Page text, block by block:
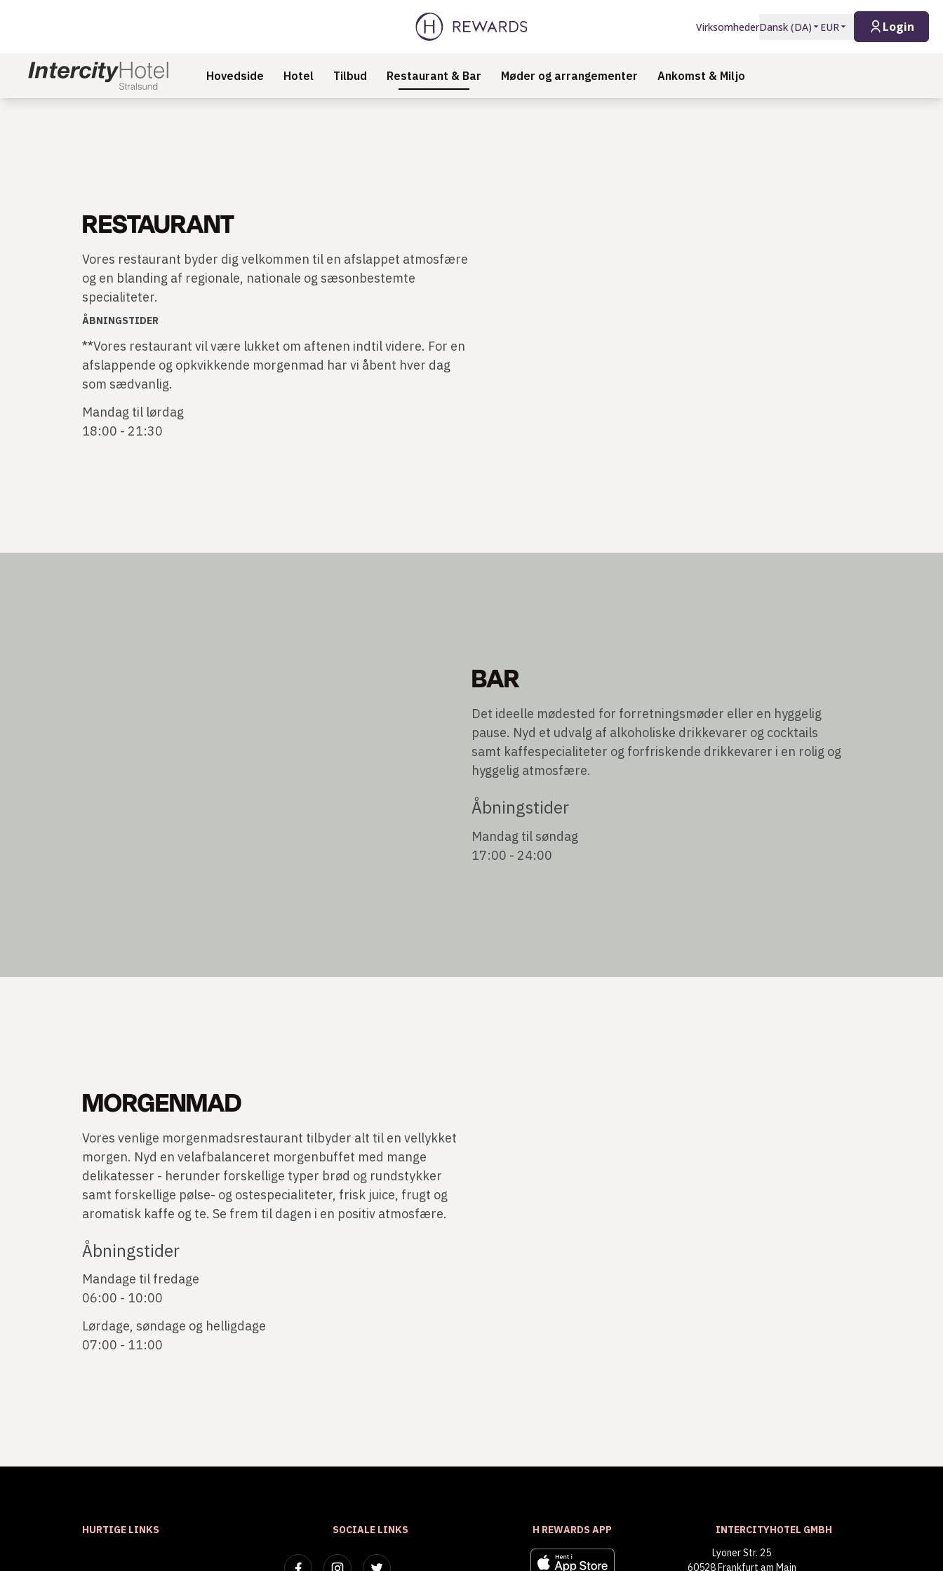
VirksomhederDansk (DA) EUR Login
Hovedside Hotel Tilbud Restaurant & Bar Møder og arrangementer Ankomst & Miljo
RESTAURANT
Vores restaurant byder dig velkommen til en afslappet atmosfære
og en blanding af regionale, nationale og sæsonbestemte
specialiteter.
ÅBNINGSTIDER
**Vores restaurant vil være lukket om aftenen indtil videre. For en
afslappende og opkvikkende morgenmad har vi åbent hver dag
som sædvanlig.
Mandag til lørdag
18:00 - 21:30
BAR
Det ideelle mødested for forretningsmøder eller en hyggelig
pause. Nyd et udvalg af alkoholiske drikkevarer og cocktails
samt kaffespecialiteter og forfriskende drikkevarer i en rolig og
hyggelig atmosfære.
Åbningstider
Mandag til søndag
17:00 - 24:00
MORGENMAD
Vores venlige morgenmadsrestaurant tilbyder alt til en vellykket
morgen. Nyd en velafbalanceret morgenbuffet med mange
delikatesser - herunder forskellige typer brød og rundstykker
samt forskellige pølse- og ostespecialiteter, frisk juice, frugt og
aromatisk kaffe og te. Se frem til dagen i en positiv atmosfære.
Åbningstider
Mandage til fredage
06:00 - 10:00
Lørdage, søndage og helligdage
07:00 - 11:00
HURTIGE LINKS SOCIALE LINKS H REWARDS APP
INTERCITYHOTEL GMBH
Lyoner Str. 25
60528 Frankfurt am Main